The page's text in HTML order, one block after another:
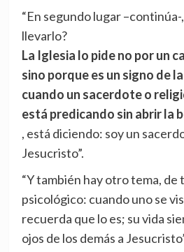
“En segundo lugar
llevarlo?
La Iglesia lo pide no por un
sino porque es un signo de
cuando un sacerdote o
está predicando sin abrir la
, está diciendo: soy un
Jesucristo”.
“Y también hay otro tema, de
psicológico: cuando uno se
recuerda que lo es; su vida
ojos de los demás a